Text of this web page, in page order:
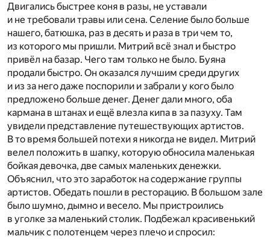
Двигались быстрее коня в разы, не уставали
и не требовали травы или сена. Селение было больше
нашего, батюшка, раз в десять и раза в три чем то,
из которого мы пришли. Митрий всё знал и быстро
привёл на базар. Чего там только не было. Буяна
продали быстро. Он оказался лучшим среди других
и из за него даже поспорили и забрали у кого было
предложено больше денег. Денег дали много, оба
кармана в штанах и ещё влезла кипа в за пазуху. Там
увидели представление путешествующих артистов.
В то время большей потехи я никогда не видел. Митрий
велел положить в шапку, которую обносила маленькая
бойкая девочка, две самых маленьких денежки.
Объяснил, что это заработок на содержание группы
артистов. Обедать пошли в ресторацию. В большом зале
было шумно, дымно и весело. Мы пристроились
в уголке за маленький столик. Подбежал красивенький
мальчик с полотенцем через плечо и спросил: